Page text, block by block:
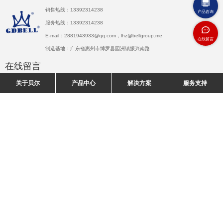
销售热线： 13392314238
服务热线： 13392314238
E-mail：2881943933@qq.com，lhz@bellgroup.me
制造基地： 广东省惠州市博罗县园洲镇振兴南路
在线留言
关于贝尔 产品中心 解决方案 服务支持